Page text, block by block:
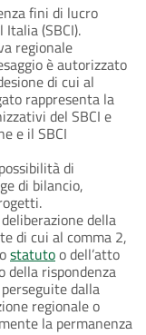
fini di lucro
(SBCI).
regionale
è autorizzato
di cui al
rappresenta la
del SBCI e
e il SBCI
di
di bilancio,
della
di cui al comma 2,
statutoo dell’atto
rispondenza
dalla
regionale o
la permanenza